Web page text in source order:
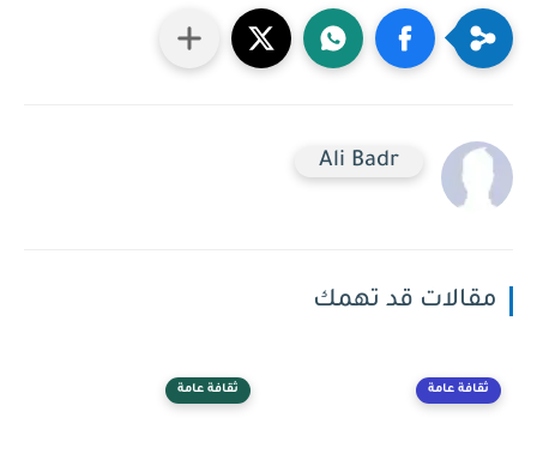
Ali Badr
مقالات قد تهمك
ثقافة عامة ثقافة عامة